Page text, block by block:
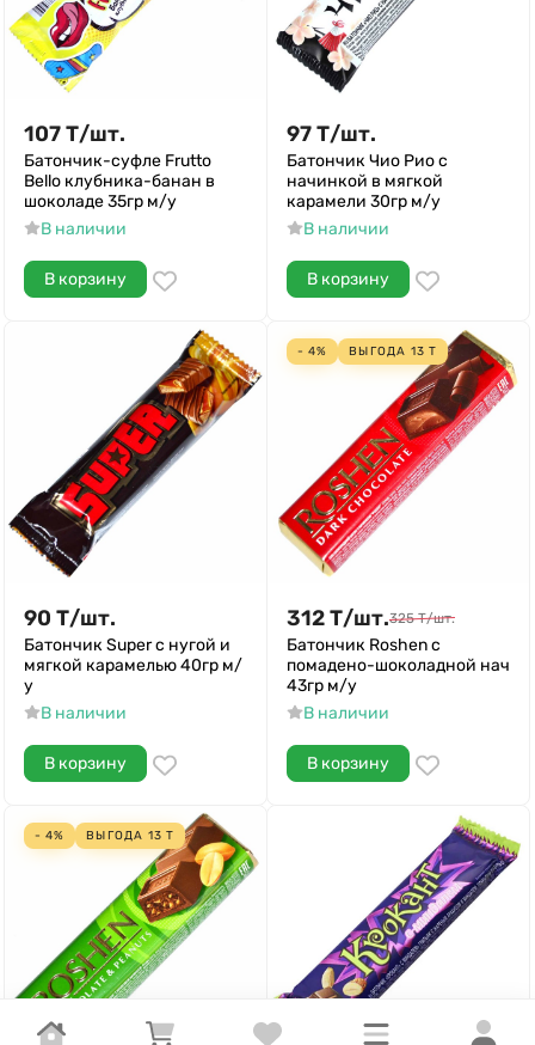
107Т/шт.
Батончик-суфле Frutto
Bello клубника-банан в
шоколаде 35гр м/у
В наличии
В корзину
97Т/шт.
Батончик Чио Рио с
начинкой в мягкой
карамели 30гр м/у
В наличии
В корзину
90 Т/шт.
Батончик Super с нугой и
мягкой карамелью 40гр м/
у
В наличии
В корзину
- 4% ВЫГОДА 13 Т
312Т/шт.325 Т/шт.
Батончик Roshen с
помадено-шоколадной нач
43гр м/у
В наличии
В корзину
- 4% ВЫГОДА 13 Т